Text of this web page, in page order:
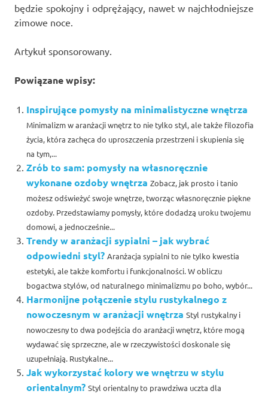
będzie spokojny i odprężający, nawet w najchłodniejsze
zimowe noce.
Artykuł sponsorowany.
Powiązane wpisy:
Inspirujące pomysły na minimalistyczne wnętrza
Minimalizm w aranżacji wnętrz to nie tylko styl, ale także filozofia
życia, która zachęca do uproszczenia przestrzeni i skupienia się
na tym,...
Zrób to sam: pomysły na własnoręcznie
wykonane ozdoby wnętrza Zobacz, jak prosto i tanio
możesz odświeżyć swoje wnętrze, tworząc własnoręcznie piękne
ozdoby. Przedstawiamy pomysły, które dodadzą uroku twojemu
domowi, a jednocześnie...
Trendy w aranżacji sypialni – jak wybrać
odpowiedni styl? Aranżacja sypialni to nie tylko kwestia
estetyki, ale także komfortu i funkcjonalności. W obliczu
bogactwa stylów, od naturalnego minimalizmu po boho, wybór...
Harmonijne połączenie stylu rustykalnego z
nowoczesnym w aranżacji wnętrza Styl rustykalny i
nowoczesny to dwa podejścia do aranżacji wnętrz, które mogą
wydawać się sprzeczne, ale w rzeczywistości doskonale się
uzupełniają. Rustykalne...
Jak wykorzystać kolory we wnętrzu w stylu
orientalnym? Styl orientalny to prawdziwa uczta dla